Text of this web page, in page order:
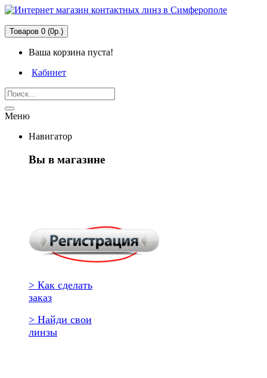
Товаров 0 (0р.)
Ваша корзина пуста!
Кабинет
Меню
Навигатор
Вы в магазине
> Как сделать
заказ
> Найди свои
линзы